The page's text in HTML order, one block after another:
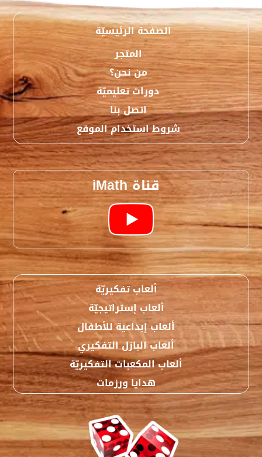
الصفحة الرئيسيّة
المتجر
من نحن؟
دورات تعليميّة
اتصل بنا
شروط استخدام الموقع
قناة iMath
ألعاب تفكيريّة
ألعاب إستراتيجيّة
ألعاب إبداعية للأطفال
ألعاب البازل التفكيري
ألعاب المكعبات التفكيريّة
هدايا ورزمات